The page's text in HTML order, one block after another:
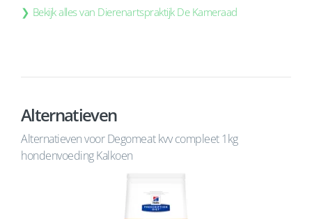
Bekijk alles van Dierenartspraktijk De Kameraad
Alternatieven
Alternatieven voor Degomeat kvv compleet 1kg
hondenvoeding Kalkoen